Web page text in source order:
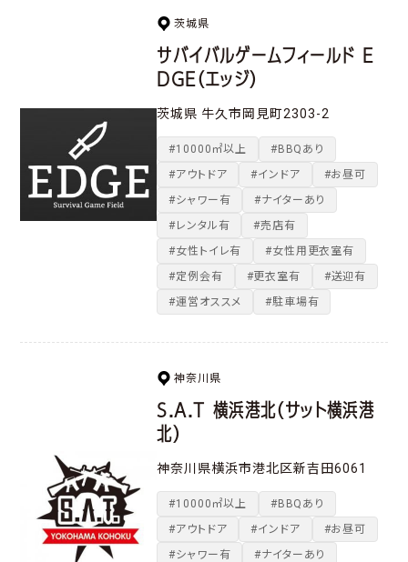
茨城県
サバイバルゲームフィールド E
DGE（エッジ）
茨城県 牛久市岡見町2303-2
#10000㎡以上
#BBQあり
#アウトドア
#インドア
#お昼可
#シャワー有
#ナイターあり
#レンタル有
#売店有
#女性トイレ有
#女性用更衣室有
#定例会有
#更衣室有
#送迎有
#運営オススメ
#駐車場有
神奈川県
S.A.T 横浜港北（サット横浜港
北）
神奈川県横浜市港北区新吉田6061
#10000㎡以上
#BBQあり
#アウトドア
#インドア
#お昼可
#シャワー有
#ナイターあり